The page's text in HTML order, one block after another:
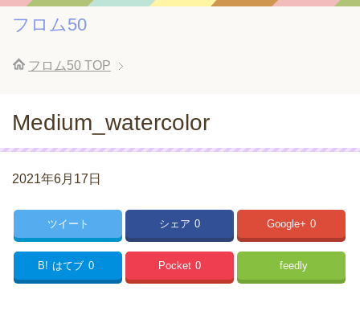
フロム50
フロム50 TOP
Medium_watercolor
2021年6月17日
ツイート シェア 0 Google+ 0
B! はてブ 0 Pocket 0 feedly